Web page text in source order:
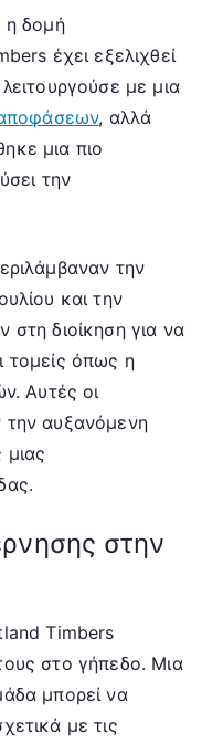
η δομή
έχει εξελιχθεί
με μια
, αλλά
μια πιο
την
την
και την
στη διοίκηση για να
τομείς όπως η
Αυτές οι
την αυξανόμενη
μιας
στην
Timbers
στο γήπεδο. Μια
μπορεί να
με τις